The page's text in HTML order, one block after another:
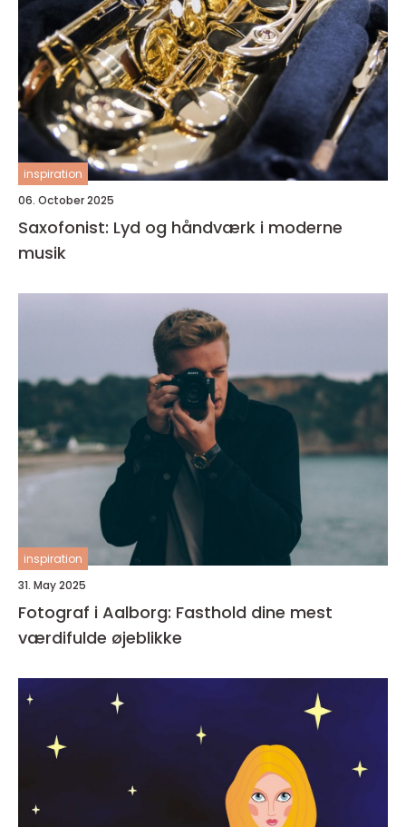
inspiration
06. October 2025
Saxofonist: Lyd og håndværk i moderne
musik
inspiration
31. May 2025
Fotograf i Aalborg: Fasthold dine mest
værdifulde øjeblikke